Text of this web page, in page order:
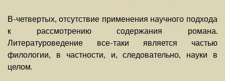
В-четвертых, отсутствие применения научного подхода
к рассмотрению содержания романа.
Литературоведение все-таки является частью
филологии, в частности, и, следовательно, науки в
целом.